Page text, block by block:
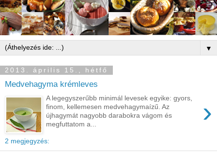
▼
2013. április 15., hétfő
Medvehagyma krémleves
›
A legegyszerűbb minimál levesek egyike: gyors,
finom, kellemesen medvehagymaízű. Az
újhagymát nagyobb darabokra vágom és
megfuttatom a...
2 megjegyzés: